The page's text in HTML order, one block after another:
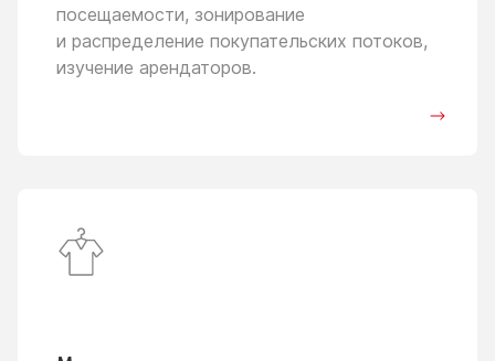
посещаемости, зонирование
и распределение покупательских потоков,
изучение арендаторов.